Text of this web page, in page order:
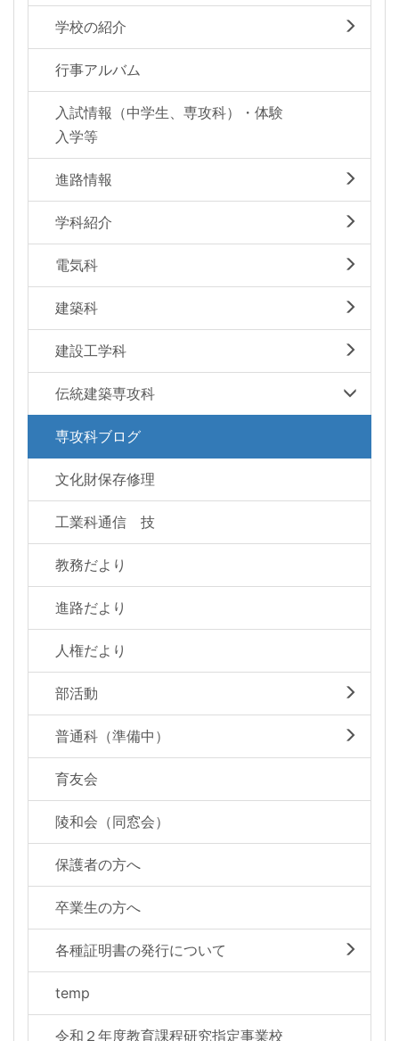
学校の紹介
行事アルバム
入試情報（中学生、専攻科）・体験
入学等
進路情報
学科紹介
電気科
建築科
建設工学科
伝統建築専攻科
専攻科ブログ
文化財保存修理
工業科通信 技
教務だより
進路だより
人権だより
部活動
普通科（準備中）
育友会
陵和会（同窓会）
保護者の方へ
卒業生の方へ
各種証明書の発行について
temp
令和２年度教育課程研究指定事業校